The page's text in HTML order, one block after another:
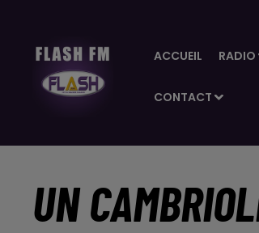
ACCUEIL RADIO
CONTACT
UN